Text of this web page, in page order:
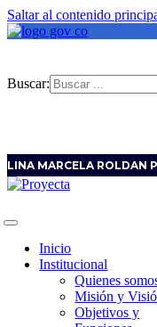
Saltar al contenido
Buscar:
LINA MARCELA ROLDAN
Inicio
Institucional
Quienes
Misión y
Objetivos y